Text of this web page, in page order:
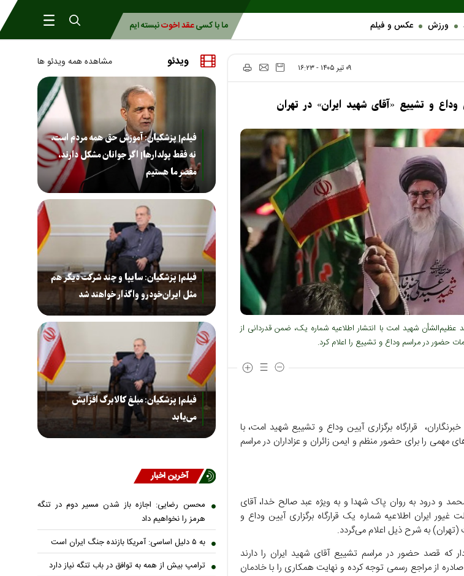
ورزش عکس و فیلم ما با کسیعقد اخوتنبسته ایم
۰۹ تير ۱۴۰۵ - ۱۶:۲۳
وداع و تشییع «آقای شهید ایران» در تهران
عظیم‌الشأن شهید امت با انتشار اطلاعیه شماره یک، ضمن قدردانی از
حضور در مراسم وداع و تشییع را اعلام کرد.
قرارگاه برگزاری آیین وداع و تشییع شهید امت، با
مهمی را برای حضور منظم و ایمن زائران و عزاداران در مراسم
و درود به روان پاک شهدا و به ویژه عبد صالح خدا، آقای
ایران اطلاعیه شماره یک قرارگاه برگزاری آیین وداع و
به شرح ذیل اعلام می‌گردد.
که قصد حضور در مراسم تشییع آقای شهید ایران را دارند
از مراجع رسمی توجه کرده و نهایت همکاری را با خادمان
ویدئو مشاهده همه ویدئو ها
فیلم| پزشکیان: آموزش حق همه مردم است،
نه فقط پولدارها| اگر جوانان مشکل دارند،
مقصر ما هستیم
فیلم| پزشکیان: سایپا و چند شرکت دیگر هم
مثل ایران‌خودرو واگذار خواهند شد
فیلم| پزشکیان: مبلغ کالابرگ افزایش
می‌یابد
آخرین اخبار
محسن رضایی: اجازه باز شدن مسیر دوم در تنگه
هرمز را نخواهیم داد
به ۵ دلیل اساسی: آمریکا بازنده جنگ ایران است
ترامپ بیش از همه به توافق در باب تنگه نیاز دارد